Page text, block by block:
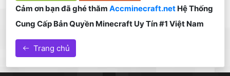
Cảm ơn bạn đã ghé thămAccminecraft.net Hệ Thống
Cung Cấp Bản Quyền Minecraft Uy Tín #1 Việt Nam
Trang chủ